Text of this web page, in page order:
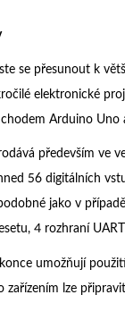
se přesunout k
elektronické
Arduino
především ve
56 digitálních
jako v
4 rozhraní
umožňují
lze